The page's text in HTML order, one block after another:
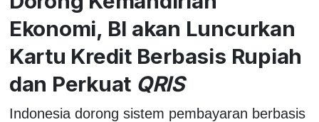
Ekonomi, BI akan Luncurkan
Kartu Kredit Berbasis Rupiah
dan Perkuat QRIS
Indonesia dorong sistem pembayaran berbasis